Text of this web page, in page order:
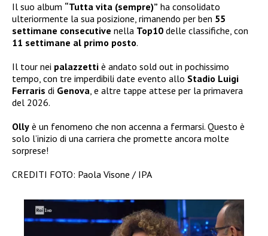
Il suo album “Tutta vita (sempre)” ha consolidato
ulteriormente la sua posizione, rimanendo per ben 55
settimane consecutive nella Top10 delle classifiche, con
11 settimane al primo posto.
Il tour nei palazzetti è andato sold out in pochissimo
tempo, con tre imperdibili date evento allo Stadio Luigi
Ferraris di Genova, e altre tappe attese per la primavera
del 2026.
Olly è un fenomeno che non accenna a fermarsi. Questo è
solo l’inizio di una carriera che promette ancora molte
sorprese!
CREDITI FOTO: Paola Visone / IPA